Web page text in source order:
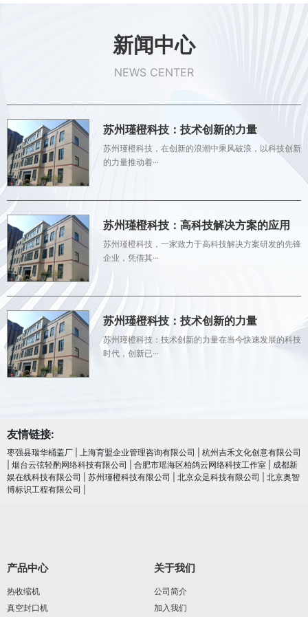
新闻中心
NEWS CENTER
苏州瑾橙科技：技术创新的力量
苏州瑾橙科技，在创新的浪潮中乘风破浪，以科技创新
的力量推动着···
苏州瑾橙科技：高科技解决方案的应用
苏州瑾橙科技，一家致力于高科技解决方案研发的先锋
企业，凭借其···
苏州瑾橙科技：技术创新的力量
苏州瑾橙科技：技术创新的力量在当今快速发展的科技
时代，创新已···
友情链接:
枣强县瑞华桶盖厂 上海育盟企业管理咨询有限公司
杭州吉禾文化创意有限公司
烟台云弦轻酌网络科技有限公司 合肥市瑶海区柏鸽云网络科技工作室
成都新
娱在线科技有限公司
苏州瑾橙科技有限公司 北京众足科技有限公司
北京奥智
博标识工程有限公司
产品中心
热收缩机
真空封口机
关于我们
公司简介
加入我们